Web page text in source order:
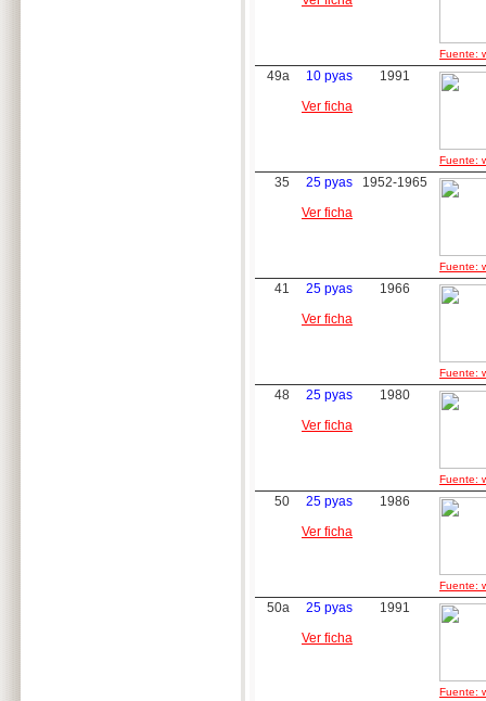
Fuente:
49a
10 pyas
Ver ficha
1991
Fuente:
35
25 pyas
Ver ficha
1952-1965
Fuente:
41
25 pyas
Ver ficha
1966
Fuente:
48
25 pyas
Ver ficha
1980
Fuente:
50
25 pyas
Ver ficha
1986
Fuente:
50a
25 pyas
Ver ficha
1991
Fuente: